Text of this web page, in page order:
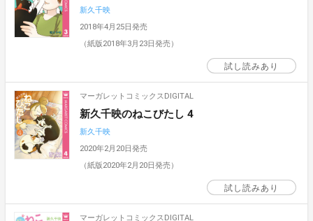
新久千映
2018年4月25日発売
（紙版2018年3月23日発売）
試し読みあり
マーガレットコミックスDIGITAL
新久千映のねこびたし 4
新久千映
2020年2月20日発売
（紙版2020年2月20日発売）
試し読みあり
マーガレットコミックスDIGITAL